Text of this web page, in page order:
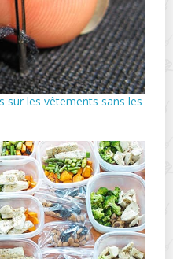
sur les vêtements sans les